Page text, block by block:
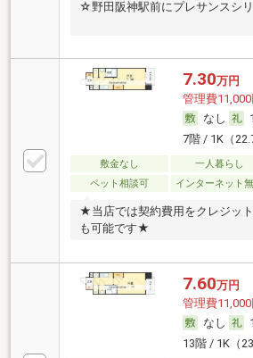
☆野田阪神駅前にプレサンスシ
7.30万円
管理費11,000
なし
7階 / 1K（
敷金なし 一人暮らし
ペット相談可
インターネット
★当店では契約費用をクレジッ
も可能です★
7.60万円
管理費11,000
なし
13階 / 1K（